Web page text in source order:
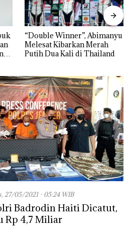
“Double Winner”, Abimanyu
Melesat Kibarkan Merah
Putih Dua Kali di Thailand
27/05/2021 - 05:24 WIB
Badrodin Haiti Dicatut,
Tipu Rp 4,7 Miliar